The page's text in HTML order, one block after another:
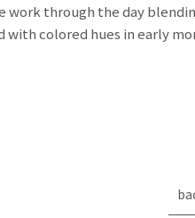
work through the day
with colored hues in early